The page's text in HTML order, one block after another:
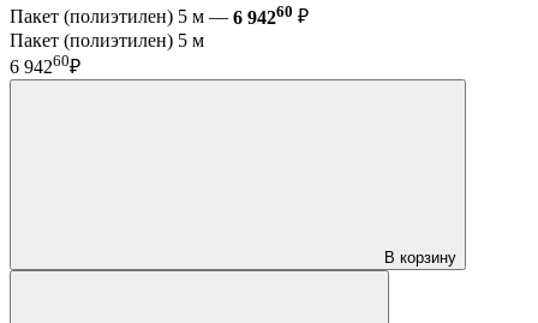
Пакет (полиэтилен) 5 м — 6 94260 ₽
Пакет (полиэтилен) 5 м
6 94260₽
В корзину